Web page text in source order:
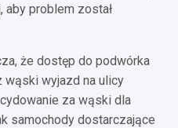
aby problem został
że dostęp do podwórka
wyjazd na ulicy
za wąski dla
samochody dostarczające